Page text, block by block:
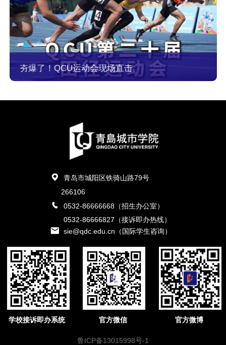
夯爆了！QCU运动会现场直击
青岛市城阳区铁骑山路79号
266106
0532-86666668（招生办公室）
0532-86666827（接诉即办热线）
sie@qdc.edu.cn（国际学生咨询）
学校接诉即办系统 官方微信 官方微博
鲁ICP备13015998号-1